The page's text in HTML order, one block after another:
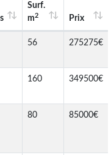
Surf.
m2 Prix
56 275275€
160 349500€
80 85000€